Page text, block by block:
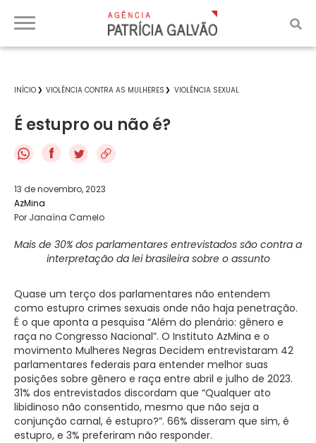
INÍCIO VIOLÊNCIA CONTRA AS MULHERES VIOLÊNCIA SEXUAL
É estupro ou não é?
f
13 de novembro, 2023
AzMina
Por Janaína Camelo
Mais de 30% dos parlamentares entrevistados são contra a
interpretação da lei brasileira sobre o assunto
Quase um terço dos parlamentares não entendem
como estupro crimes sexuais onde não haja penetração.
É o que aponta a pesquisa “Além do plenário: gênero e
raça no Congresso Nacional”. O Instituto AzMina e o
movimento Mulheres Negras Decidem entrevistaram 42
parlamentares federais para entender melhor suas
posições sobre gênero e raça entre abril e julho de 2023.
31% dos entrevistados discordam que “Qualquer ato
libidinoso não consentido, mesmo que não seja a
conjunção carnal, é estupro?”. 66% disseram que sim, é
estupro, e 3% preferiram não responder.